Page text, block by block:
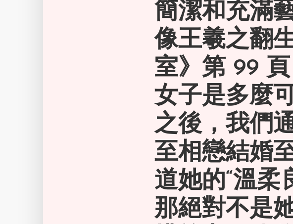
簡潔和充滿
像王羲之翻
室》第 99
女子是多麼
之後，我們
至相戀結婚
道她的“溫柔
那絕對不是